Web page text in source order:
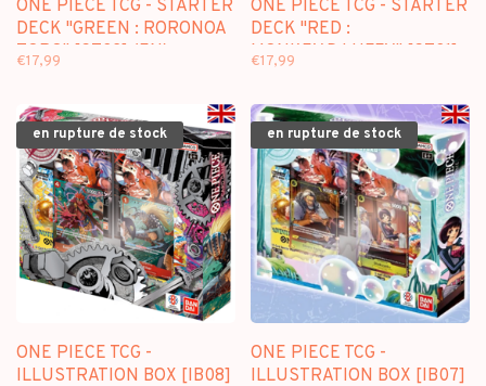
ONE PIECE TCG - STARTER
DECK "GREEN : RORONOA
ZORO" [ST32] (EN)
€17,99
ONE PIECE TCG - STARTER
DECK "RED :
MONKEY.D.LUFFY" [ST31]
€17,99
en rupture de stock
ONE PIECE TCG -
ILLUSTRATION BOX [IB08]
en rupture de stock
ONE PIECE TCG -
ILLUSTRATION BOX [IB07]